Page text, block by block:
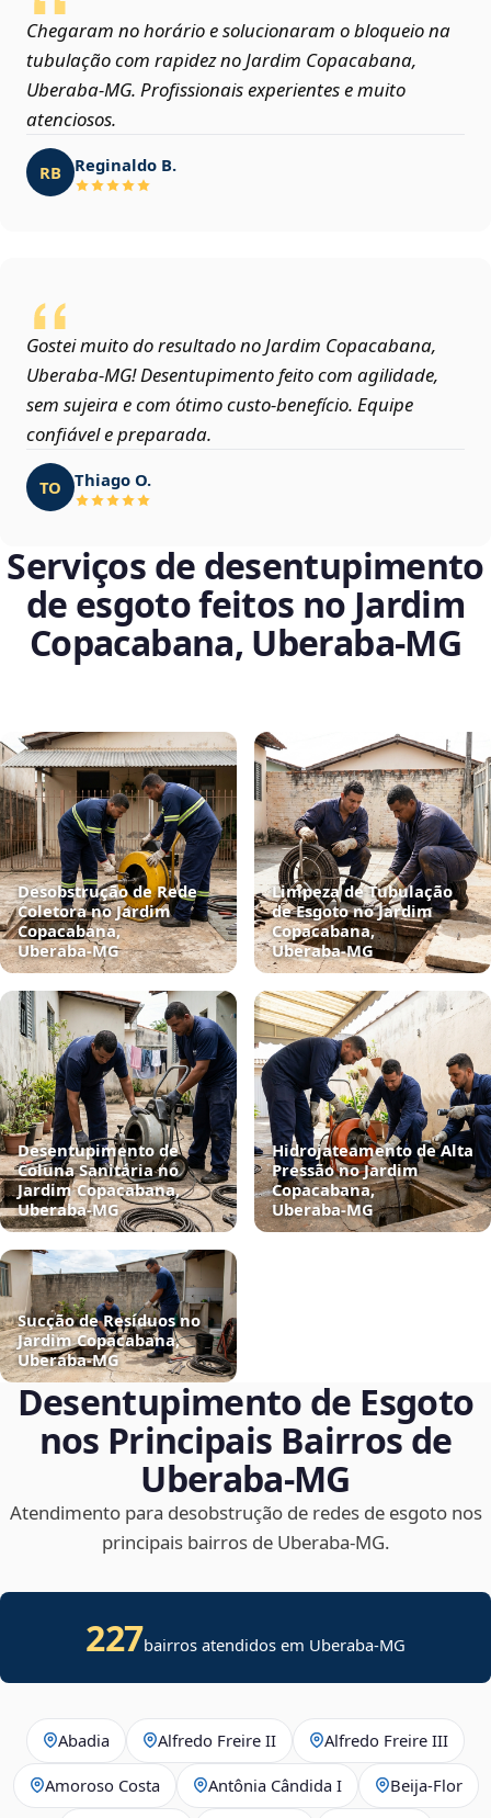
Chegaram no horário e solucionaram o bloqueio na
tubulação com rapidez no Jardim Copacabana,
Uberaba‑MG. Profissionais experientes e muito
atenciosos.
RB Reginaldo B.
Gostei muito do resultado no Jardim Copacabana,
Uberaba‑MG! Desentupimento feito com agilidade,
sem sujeira e com ótimo custo-benefício. Equipe
confiável e preparada.
TO Thiago O.
Serviços de desentupimento
de esgoto feitos no Jardim
Copacabana, Uberaba‑MG
Desobstrução de Rede
Coletora no Jardim
Copacabana,
Uberaba‑MG
Limpeza de Tubulação
de Esgoto no Jardim
Copacabana,
Uberaba‑MG
Desentupimento de
Coluna Sanitária no
Jardim Copacabana,
Uberaba‑MG
Hidrojateamento de Alta
Pressão no Jardim
Copacabana,
Uberaba‑MG
Sucção de Resíduos no
Jardim Copacabana,
Uberaba‑MG
Desentupimento de Esgoto
nos Principais Bairros de
Uberaba‑MG
Atendimento para desobstrução de redes de esgoto nos
principais bairros de Uberaba‑MG.
227bairros atendidos em Uberaba-MG
Abadia Alfredo Freire II Alfredo Freire III
Amoroso Costa Antônia Cândida I Beija‑Flor